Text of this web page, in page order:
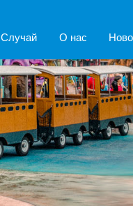
Случай О нас